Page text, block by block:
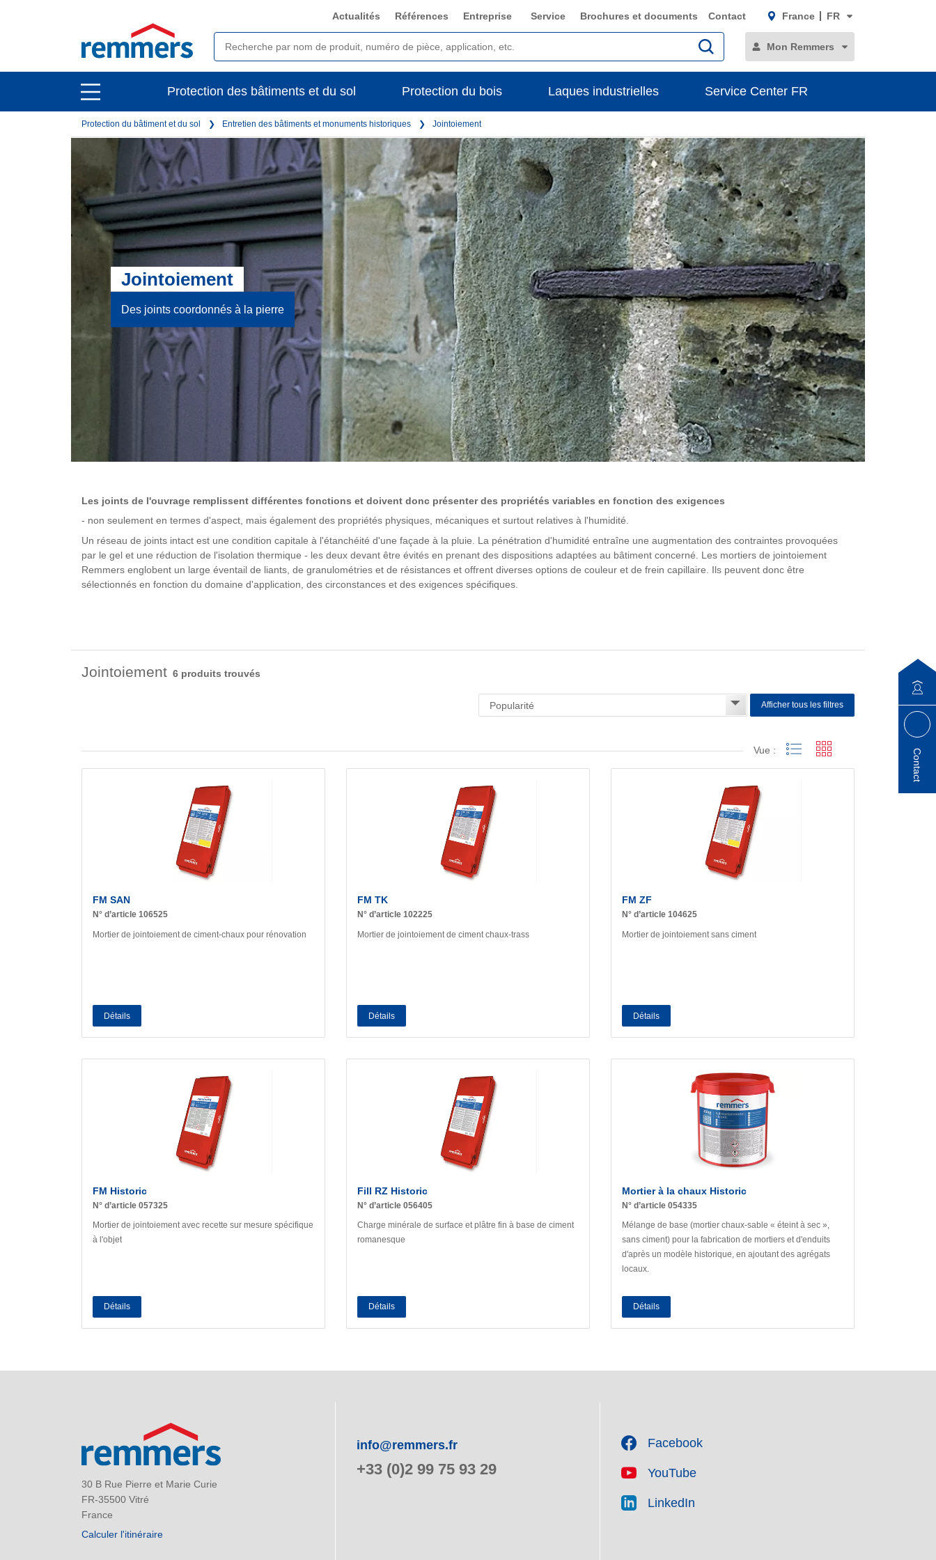
open
main
navigation
Actualités Références Entreprise Service Brochures et documents Contact France FR
Mon Remmers
open
main
navigation
Protection des bâtiments et du sol Protection du bois Laques industrielles Service Center FR
Protection du bâtiment et du sol Entretien des bâtiments et monuments historiques Jointoiement
Jointoiement
Des joints coordonnés à la pierre
Les joints de l'ouvrage remplissent différentes fonctions et doivent donc présenter des propriétés variables en fonction des exigences
- non seulement en termes d'aspect, mais également des propriétés physiques, mécaniques et surtout relatives à l'humidité.
Un réseau de joints intact est une condition capitale à l'étanchéité d'une façade à la pluie. La pénétration d'humidité entraîne une augmentation des contraintes provoquées
par le gel et une réduction de l'isolation thermique - les deux devant être évités en prenant des dispositions adaptées au bâtiment concerné. Les mortiers de jointoiement
Remmers englobent un large éventail de liants, de granulométries et de résistances et offrent diverses options de couleur et de frein capillaire. Ils peuvent donc être
sélectionnés en fonction du domaine d'application, des circonstances et des exigences spécifiques.
Jointoiement 6 produits trouvés
Afficher tous les filtres
Vue :
FM SAN
N° d’article 106525
Mortier de jointoiement de ciment-chaux pour rénovation
Détails
FM TK
N° d’article 102225
Mortier de jointoiement de ciment chaux-trass
Détails
FM ZF
N° d’article 104625
Mortier de jointoiement sans ciment
Détails
FM Historic
N° d’article 057325
Mortier de jointoiement avec recette sur mesure spécifique
à l'objet
Détails
Fill RZ Historic
N° d’article 056405
Charge minérale de surface et plâtre fin à base de ciment
romanesque
Détails
Mortier à la chaux Historic
N° d’article 054335
Mélange de base (mortier chaux-sable « éteint à sec »,
sans ciment) pour la fabrication de mortiers et d'enduits
d'après un modèle historique, en ajoutant des agrégats
locaux.
Détails
30 B Rue Pierre et Marie Curie
FR-35500 Vitré
France
Calculer l'itinéraire
info@remmers.fr
+33 (0)2 99 75 93 29
Facebook
YouTube
LinkedIn
Contact